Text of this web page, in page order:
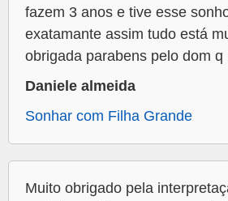
fazem 3 anos e tive esse
exatamante assim tudo está
obrigada parabens pelo dom q
Daniele almeida
Sonhar com Filha Grande
Muito obrigado pela